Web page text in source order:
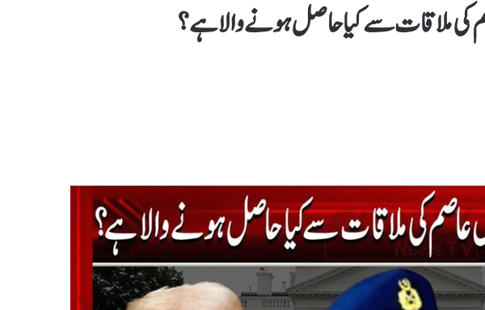
کی ملاقات سے کیا حاصل ہونے والا ہے؟